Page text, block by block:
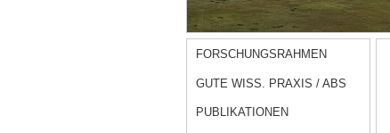
FORSCHUNGSRAHMEN
GUTE WISS. PRAXIS / ABS
PUBLIKATIONEN